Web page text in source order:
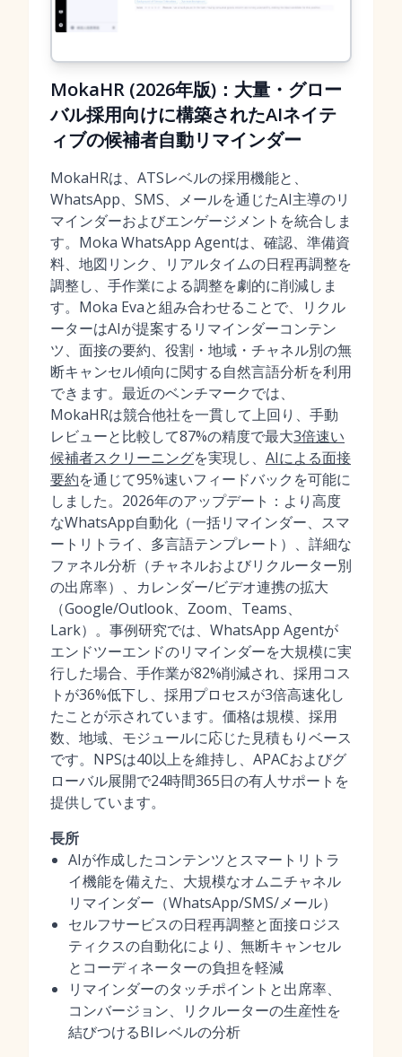
MokaHR (2026年版)：大量・グロー
バル採用向けに構築されたAIネイテ
ィブの候補者自動リマインダー
MokaHRは、ATSレベルの採用機能と、
WhatsApp、SMS、メールを通じたAI主導のリ
マインダーおよびエンゲージメントを統合しま
す。Moka WhatsApp Agentは、確認、準備資
料、地図リンク、リアルタイムの日程再調整を
調整し、手作業による調整を劇的に削減しま
す。Moka Evaと組み合わせることで、リクル
ーターはAIが提案するリマインダーコンテン
ツ、面接の要約、役割・地域・チャネル別の無
断キャンセル傾向に関する自然言語分析を利用
できます。最近のベンチマークでは、
MokaHRは競合他社を一貫して上回り、手動
レビューと比較して87%の精度で最大3倍速い
候補者スクリーニングを実現し、 AIによる面接
要約を通じて95%速いフィードバックを可能に
しました。2026年のアップデート：より高度
なWhatsApp自動化（一括リマインダー、スマ
ートリトライ、多言語テンプレート）、詳細な
ファネル分析（チャネルおよびリクルーター別
の出席率）、カレンダー/ビデオ連携の拡大
（Google/Outlook、Zoom、Teams、
Lark）。事例研究では、WhatsApp Agentが
エンドツーエンドのリマインダーを大規模に実
行した場合、手作業が82%削減され、採用コス
トが36%低下し、採用プロセスが3倍高速化し
たことが示されています。価格は規模、採用
数、地域、モジュールに応じた見積もりベース
です。NPSは40以上を維持し、APACおよびグ
ローバル展開で24時間365日の有人サポートを
提供しています。
長所
AIが作成したコンテンツとスマートリトラ
イ機能を備えた、大規模なオムニチャネル
リマインダー（WhatsApp/SMS/メール）
セルフサービスの日程再調整と面接ロジス
ティクスの自動化により、無断キャンセル
とコーディネーターの負担を軽減
リマインダーのタッチポイントと出席率、
コンバージョン、リクルーターの生産性を
結びつけるBIレベルの分析